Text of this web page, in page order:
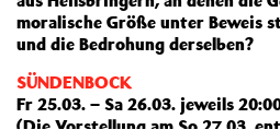
moralische Größe unter Beweis
und die Bedrohung derselben?
SÜNDENBOCK
Fr 25.03. – Sa 26.03. jeweils
(Die Vorstellung am So 27.03.